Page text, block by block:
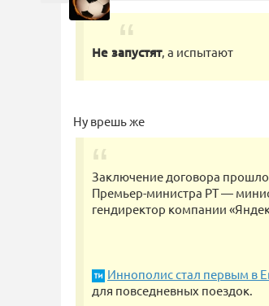
Не запустят, а испытают
Ну врешь же
Заключение договора прошло
Премьер-министра РТ —
гендиректор компании
Иннополис стал первым в
для повседневных поездок.